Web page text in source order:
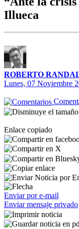
Illueca
ROBERTO
Lunes, 07 Noviembre
Enlace copiado
Enviar por e-mail
Enviar mensaje privado